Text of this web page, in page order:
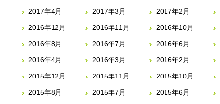
2017年4月 2017年3月 2017年2月
2016年12月 2016年11月 2016年10月
2016年8月 2016年7月 2016年6月
2016年4月 2016年3月 2016年2月
2015年12月 2015年11月 2015年10月
2015年8月 2015年7月 2015年6月